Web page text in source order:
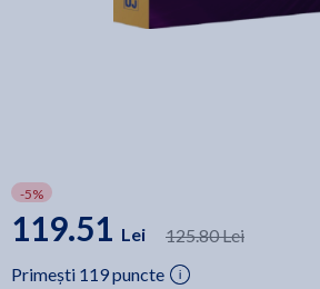
-5%
119.51 Lei
125.80 Lei
Primești 119 puncte